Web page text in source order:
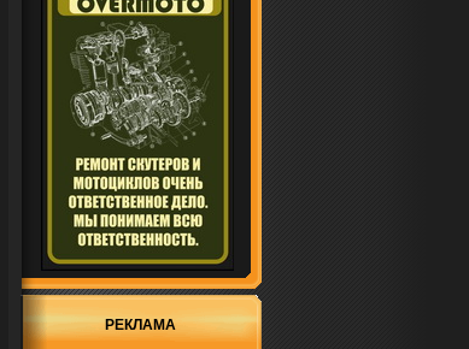
РЕКЛАМА